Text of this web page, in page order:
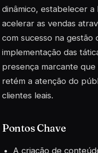
dinâmico, estabelecer
acelerar as vendas
com sucesso na gestão
implementação das
presença marcante
retém a atenção do
clientes leais.
Pontos Chave
A criação de